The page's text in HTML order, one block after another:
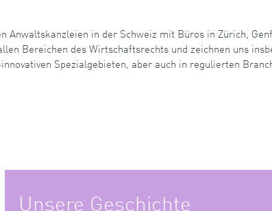
Anwaltskanzleien in der Schweiz mit Büros in Zürich,
Bereichen des Wirtschaftsrechts und zeichnen uns
Spezialgebieten, aber auch in regulierten
Unsere Geschichte